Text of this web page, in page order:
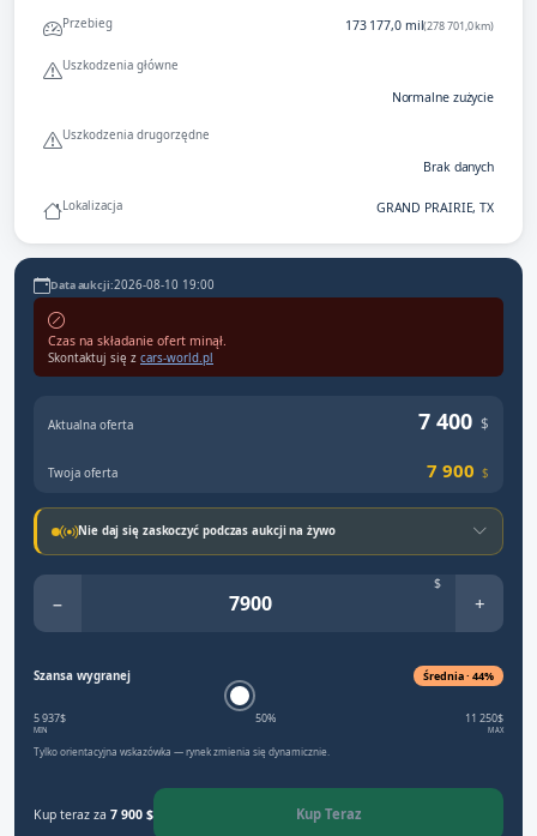
Przebieg 173 177,0 mil(278 701,0 km)
Uszkodzenia główne
Normalne zużycie
Uszkodzenia drugorzędne
Brak danych
Lokalizacja GRAND PRAIRIE, TX
Data aukcji:2026-08-10 19:00
Czas na składanie ofert minął.
Skontaktuj się z cars-world.pl
Aktualna oferta 7 400 $
Twoja oferta 7 900 $
Nie daj się zaskoczyć podczas aukcji na żywo
−
$
+
Szansa wygranej Średnia · 44%
5 937$
MIN
50% 11 250$
MAX
Tylko orientacyjna wskazówka — rynek zmienia się dynamicznie.
Kup teraz za 7 900 $ Kup Teraz